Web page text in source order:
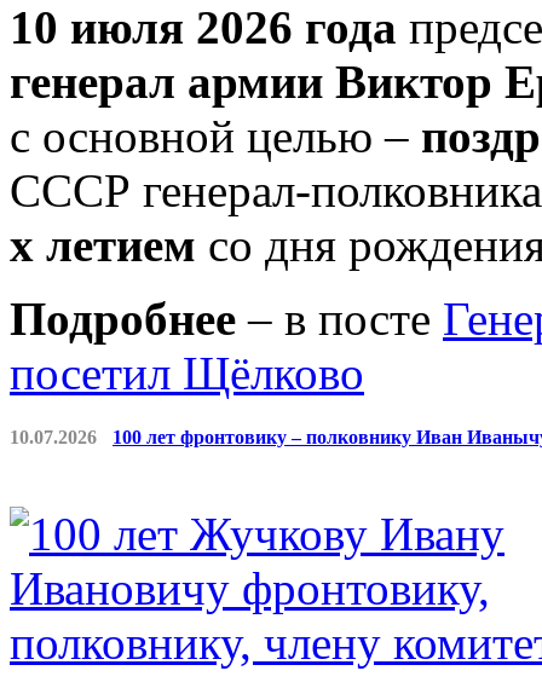
10 июля 2026 года
генерал армии Виктор
с основной целью –
СССР генерал-
х летием со дня
Подробнее – в посте
посетил Щёлково
10.07.2026 100 лет фронтовику – полковнику Иван